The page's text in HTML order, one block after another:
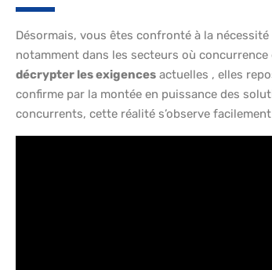
Désormais, vous êtes confronté à la nécessité
notamment dans les secteurs où
décrypter les exigences actuelles , elles
confirme par la montée en puissance des
concurrents, cette réalité s’observe